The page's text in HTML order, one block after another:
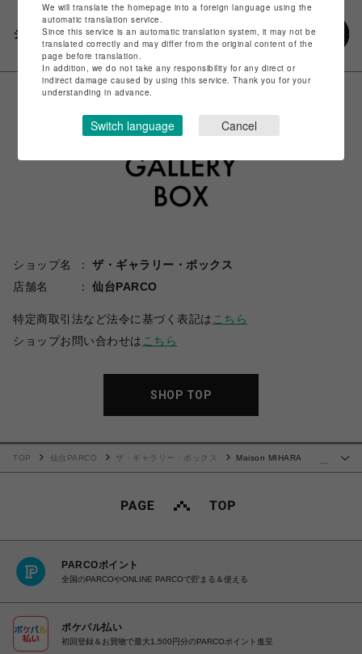
シェアする
ショップ名
ザ・ギャラリー・ボックス
店舗名
仙台PARCO
特定商取引法など法令に基づく表記は こちら
ショップお問い合わせは こちら
SHOP TOP
TOP 仙台PARCO ザ・ギャラリー・ボックス
Maison MIHARA
PARCOポイント
全国のPARCOやONLINE PARCOで貯まる＆使える
ポケパル払い
初回登録＆お買物で最大1,500円分のPARCOポイント進呈
We will translate the homepage into a foreign language using the
automatic translation service.
Since this service is an automatic translation system, it may not be
translated correctly and may differ from the original content of the
page before translation.
In addition, we do not take any responsibility for any direct or
indirect damage caused by using this service. Thank you for your
understanding in advance.
Switch language Cancel